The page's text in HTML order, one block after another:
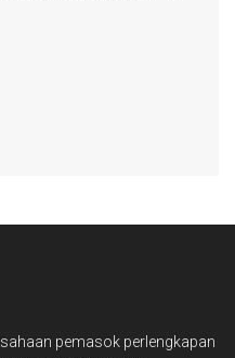
pemasok perlengkapan